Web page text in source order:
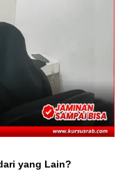
yang Lain?